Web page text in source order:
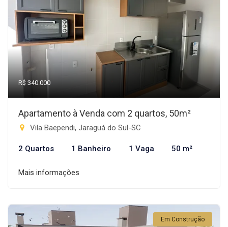
R$ 340.000
Apartamento à Venda com 2 quartos, 50m²
Vila Baependi, Jaraguá do Sul-SC
2 Quartos 1 Banheiro 1 Vaga 50 m²
Mais informações
Em Construção